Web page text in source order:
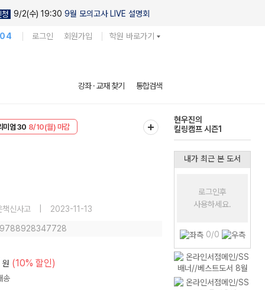
청 9/2(수) 19:30 9월 모의고사 LIVE 설명회
로그인 회원가입 학원 바로가기
강좌 · 교재 찾기 통합검색
미엄 30 8/10(월) 마감
킬링캠프 시즌1
다채로운 난도
실전 모의고사
책신사고 2023-11-13
9788928347728
원 (10% 할인)
내가 최근 본 도서
로그인후
사용하세요.
0/0